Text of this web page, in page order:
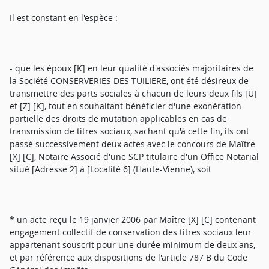
Il est constant en l'espèce :
- que les époux [K] en leur qualité d'associés majoritaires de
la Société CONSERVERIES DES TUILIERE, ont été désireux de
transmettre des parts sociales à chacun de leurs deux fils [U]
et [Z] [K], tout en souhaitant bénéficier d'une exonération
partielle des droits de mutation applicables en cas de
transmission de titres sociaux, sachant qu'à cette fin, ils ont
passé successivement deux actes avec le concours de Maître
[X] [C], Notaire Associé d'une SCP titulaire d'un Office Notarial
situé [Adresse 2] à [Localité 6] (Haute-Vienne), soit
* un acte reçu le 19 janvier 2006 par Maître [X] [C] contenant
engagement collectif de conservation des titres sociaux leur
appartenant souscrit pour une durée minimum de deux ans,
et par référence aux dispositions de l'article 787 B du Code